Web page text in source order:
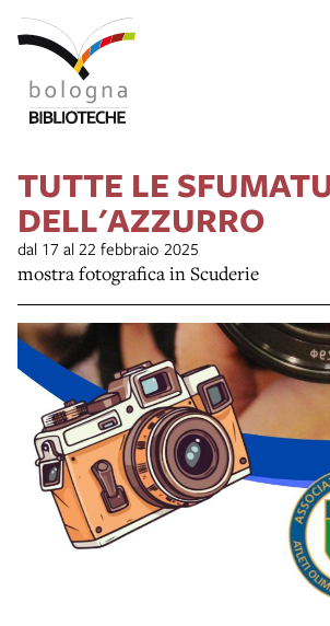
TUTTE LE
DELL'AZZURRO
dal 17 al 22 febbraio 2025
mostra fotografica in Scuderie